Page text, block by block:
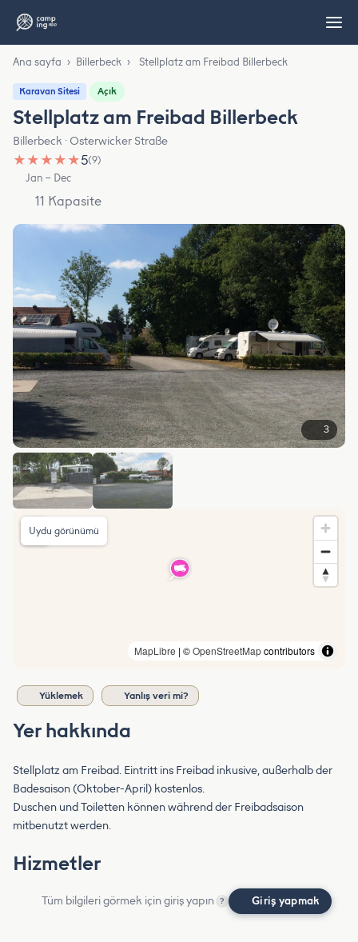
Ana sayfa › Billerbeck › Stellplatz am Freibad Billerbeck
Karavan Sitesi Açık
Stellplatz am Freibad Billerbeck
Billerbeck · Osterwicker Straße
★ ★ ★ ★ ★5(9)
Jan – Dec
11 Kapasite
3
MapLibre | ©OpenStreetMapcontributors
Uydu görünümü
Yüklemek Yanlış veri mi?
Yer hakkında
Stellplatz am Freibad. Eintritt ins Freibad inkusive, außerhalb der
Badesaison (Oktober-April) kostenlos.
Duschen und Toiletten können während der Freibadsaison
mitbenutzt werden.
Hizmetler
Tüm bilgileri görmek için giriş yapın ? Giriş yapmak